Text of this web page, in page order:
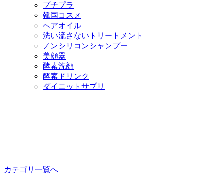
プチプラ
韓国コスメ
ヘアオイル
洗い流さないトリートメント
ノンシリコンシャンプー
美顔器
酵素洗顔
酵素ドリンク
ダイエットサプリ
カテゴリ一覧へ